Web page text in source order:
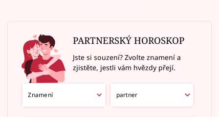
PARTNERSKÝ HOROSKOP
Jste si souzení? Zvolte znamení a
zjistěte, jestli vám hvězdy přejí.